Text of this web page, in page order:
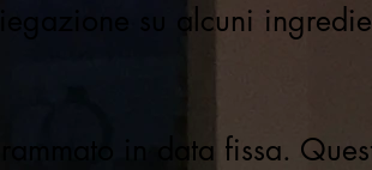
su alcuni
in data fissa.